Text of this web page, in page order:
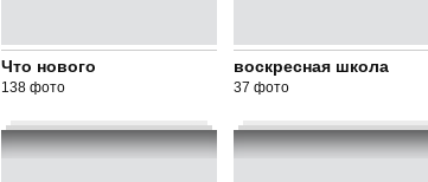
Что нового
138 фото
воскресная школа
37 фото